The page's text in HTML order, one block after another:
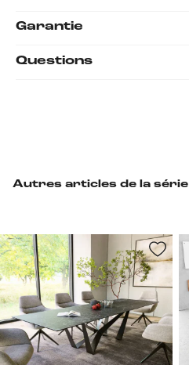
Garantie
Questions
Autres articles de la série